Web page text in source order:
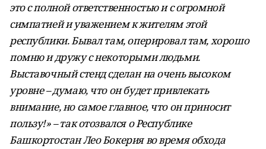
это с полной ответственностью и с огромной
симпатией и уважением к жителям этой
республики. Бывал там, оперировал там, хорошо
помню и дружу с некоторыми людьми.
Выставочный стенд сделан на очень высоком
уровне – думаю, что он будет привлекать
внимание, но самое главное, что он приносит
пользу!» – так отозвался о Республике
Башкортостан Лео Бокерия во время обхода